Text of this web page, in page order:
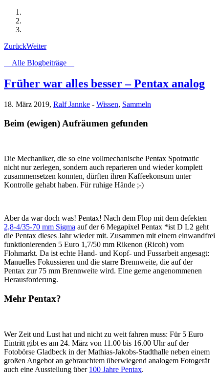
ZurückWeiter
Alle Blogbeiträge
Früher war alles besser – Pentax analog
18. März 2019, Ralf Jannke - Wissen, Sammeln
Beim (ewigen) Aufräumen gefunden
Die Mechaniker, die so eine vollmechanische Pentax Spotmatic
nicht nur zerlegen, sondern auch reparieren und wieder komplett
zusammensetzen konnten, dürften ihren Kaffeekonsum unter
Kontrolle gehabt haben. Für ruhige Hände ;-)
Aber da war doch was! Pentax! Nach dem Flop mit dem defekten
2,8-4/35-70 mm Sigma auf der 6 Megapixel Pentax *ist D L2 geht
die Pentax dieses Jahr wieder mit. Zusammen mit einem einwandfrei
funktionierenden 5 Euro 1,7/50 mm Rikenon (Ricoh) vom
Flohmarkt. Da ist echte Hand- und Kopf- und Fussarbeit angesagt:
Manuelles Fokussieren und die starre Brennweite, die auf der
Pentax zur 75 mm Brennweite wird. Eine gerne angenommenen
Herausforderung.
Mehr Pentax?
Wer Zeit und Lust hat und nicht zu weit fahren muss: Für 5 Euro
Eintritt gibt es am 24. März von 11.00 bis 16.00 Uhr auf der
Fotobörse Gladbeck in der Mathias-Jakobs-Stadthalle neben einem
großen Angebot an gebrauchtem überwiegend analogem Fotogerät
auch eine Ausstellung über 100 Jahre Pentax.